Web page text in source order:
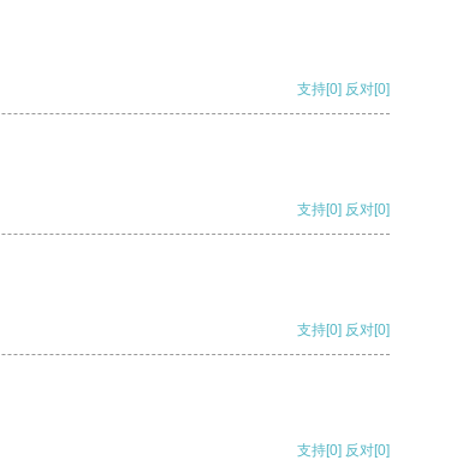
支持[0] 反对[0]
支持[0] 反对[0]
支持[0] 反对[0]
支持[0] 反对[0]